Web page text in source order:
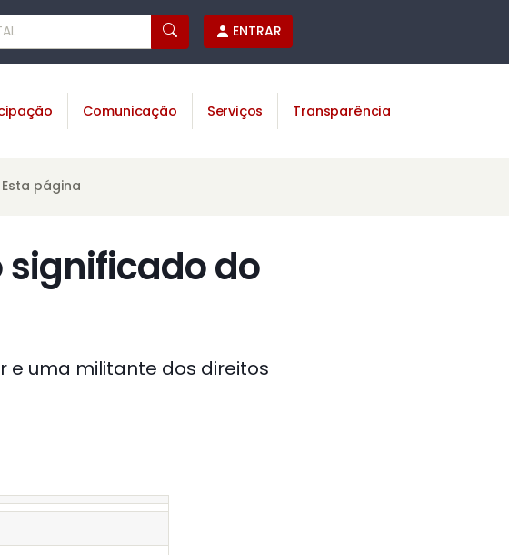
ENTRAR
Comunicação Serviços Transparência
Esta página
significado do
e uma militante dos direitos